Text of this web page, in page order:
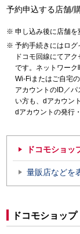
予約申込する店舗/
申し込み後に店舗を
予約手続きにはログ
ドコモ回線にてア
です。ネットワーク
Wi-Fiまたはご自宅
アカウントのID／
い方も、dアカウン
dアカウントの発行
ドコモショッ
量販店などを
ドコモショップ